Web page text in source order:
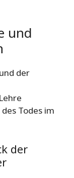
und
der
Todes im
der